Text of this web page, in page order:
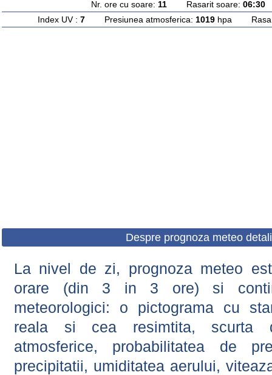
Nr. ore cu soare: 11 Rasarit soare: 06:30
Index UV : 7Presiunea atmosferica: 1019hpa
Despre prognoza meteo
La nivel de zi, prognoza meteo
orare (din 3 in 3 ore) si
meteorologici: o pictograma cu
reala si cea resimtita, scurta
atmosferice, probabilitatea de
precipitatii, umiditatea aerului,